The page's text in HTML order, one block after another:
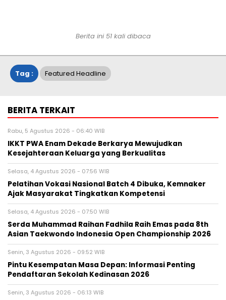
Berita ini 51 kali dibaca
Tag : Featured Headline
BERITA TERKAIT
Rabu, 5 Agustus 2026 - 06:40 WIB
IKKT PWA Enam Dekade Berkarya Mewujudkan
Kesejahteraan Keluarga yang Berkualitas
Selasa, 4 Agustus 2026 - 07:56 WIB
Pelatihan Vokasi Nasional Batch 4 Dibuka, Kemnaker
Ajak Masyarakat Tingkatkan Kompetensi
Selasa, 4 Agustus 2026 - 07:50 WIB
Serda Muhammad Raihan Fadhila Raih Emas pada 8th
Asian Taekwondo Indonesia Open Championship 2026
Senin, 3 Agustus 2026 - 09:52 WIB
Pintu Kesempatan Masa Depan: Informasi Penting
Pendaftaran Sekolah Kedinasan 2026
Senin, 3 Agustus 2026 - 06:13 WIB